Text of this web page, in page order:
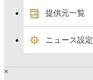
提供元一覧
ニュース設定
×